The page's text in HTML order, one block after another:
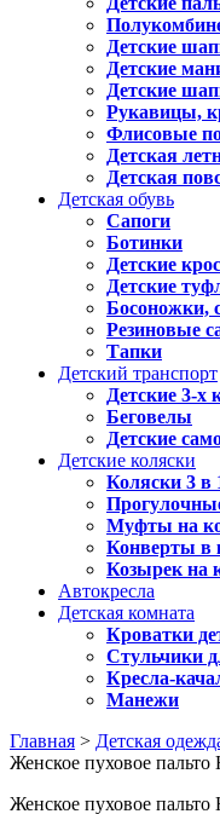
Детские
Детские
Детские
Рукавицы,
Флисовые
Детская
Детская
Детская обувь
Сапоги
Ботинки
Детские
Детские
Босоножки,
Резиновые
Тапки
Детский транспорт
Детские 3-х
Беговелы
Детские
Детские коляски
Коляски 3 в
Муфты на
Конверты в
Козырек на
Автокресла
Детская комната
Кроватки
Стульчики
Кресла-
Манежи
Главная > Детская
Женское пуховое
Женское пуховое